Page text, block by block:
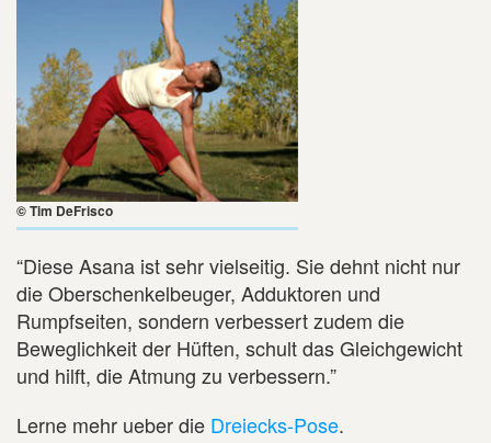
© Tim DeFrisco
“Diese Asana ist sehr vielseitig. Sie dehnt nicht nur
die Oberschenkelbeuger, Adduktoren und
Rumpfseiten, sondern verbessert zudem die
Beweglichkeit der Hüften, schult das Gleichgewicht
und hilft, die Atmung zu verbessern.”
Lerne mehr ueber die Dreiecks-Pose.